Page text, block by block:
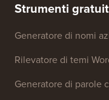
Strumenti
Generatore di nomi
Rilevatore di temi
Generatore di parole